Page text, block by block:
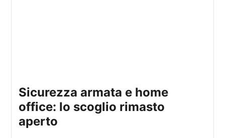
sicurezza armata e home
office: lo scoglio rimasto
aperto